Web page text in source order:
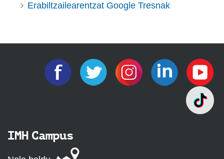
Erabiltzailearentzat Google Tresnak
IMH Campus